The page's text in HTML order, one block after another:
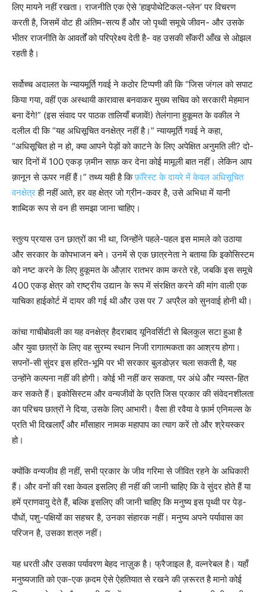
लिए मायने नहीं रखता। राजनीति एक ऐसे ‘हाइपोथेटिकल-प्लेन’ पर विचरण
करती है, जिसमें वोट ही अंतिम-सत्य हैं और जो पृथ्वी समूचे जीवन- और उसके
भीतर राजनीति के आवर्तों को परिप्रेक्ष्य देती है- वह उसकी सॅंकरी आँख से ओझल
रहती है।
सर्वोच्च अदालत के न्यायमूर्ति गवई ने कठोर टिप्पणी की कि “जिस जंगल को सपाट
किया गया, वहीं एक अस्थायी कारावास बनवाकर मुख्य सचिव को सरकारी मेहमान
बना देंगे!” (इस संवाद पर पाठक तालियाँ बजावें!) तेलंगाना हुकूमत के वकील ने
दलील दी कि “यह अधिसूचित वनक्षेत्र नहीं है।” न्यायमूर्ति गवई ने कहा,
“अधिसूचित हो न हो, क्या आपने पेड़ों को काटने के लिए अपेक्षित अनुमति ली? दो-
चार दिनों में 100 एकड़ ज़मीन साफ़ कर देना कोई मामूली बात नहीं। लेकिन आप
क़ानून से ऊपर नहीं हैं।” तथ्य यही है किफ़ॉरेस्ट के दायरे में केवल अधिसूचित
वनक्षेत्रही नहीं आते, हर वह क्षेत्र जो ग्रीन-कवर है, उसे अभिधा में यानी
शाब्दिक रूप से वन ही समझा जाना चाहिए।
स्तुत्य प्रयास उन छात्रों का भी था, जिन्होंने पहले-पहल इस मामले को उठाया
और सरकार के कोपभाजन बने। उनमें से एक छात्रनेता ने बताया कि इकोसिस्टम
को नष्ट करने के लिए हुकूमत के औज़ार रातभर काम करते रहे, जबकि इस समूचे
400 एकड़ क्षेत्र को राष्ट्रीय उद्यान के रूप में संरक्षित करने की मांग वाली एक
याचिका हाईकोर्ट में दायर की गई थी और उस पर 7 अप्रैल को सुनवाई होनी थी।
कांचा गाचीबोवली का यह वनक्षेत्र हैदराबाद यूनिवर्सिटी से बिलकुल सटा हुआ है
और युवा छात्रों के लिए वह सुरम्य स्थान निजी रागात्मकता का आश्रय होगा।
सपनों-सी सुंदर इस हरित-भूमि पर भी सरकार बुलडोज़र चला सकती है, यह
उन्होंने कल्पना नहीं की होगी। कोई भी नहीं कर सकता, पर अंधे और न्यस्त-हित
कर सकते हैं। इकोसिस्टम और वन्यजीवों के प्रति जिस प्रकार की संवेदनशीलता
का परिचय छात्रों ने दिया, उसके लिए आभारी। वैसा ही रवैया वे फ़ार्म एनिमल्स के
प्रति भी दिखलाएँ और माँसाहार नामक महापाप का त्याग करें तो और श्रेयस्कर
हो।
क्योंकि वन्यजीव ही नहीं, सभी प्रकार के जीव गरिमा से जीवित रहने के अधिकारी
हैं। और वनों की रक्षा केवल इसलिए ही नहीं की जानी चाहिए कि वे सुंदर होते हैं या
हमें प्राणवायु देते हैं, बल्कि इसलिए की जानी चाहिए कि मनुष्य इस पृथ्वी पर पेड़-
पौधों, पशु-पक्षियों का सहचर है, उनका संहारक नहीं। मनुष्य अपने पर्यावास का
परिजन है, उसका शत्रु नहीं।
यह धरती और उसका पर्यावरण बेहद नाज़ुक है। फ्रैजाइल है, वल्नरेबल है। यहाँ
मनुष्यजाति को एक-एक क़दम ऐसे ऐहतियात से रखने की ज़रूरत है मानो कोई